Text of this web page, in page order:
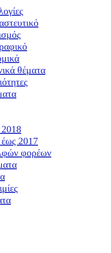
θέματα
2018
έως 2017
φορέων